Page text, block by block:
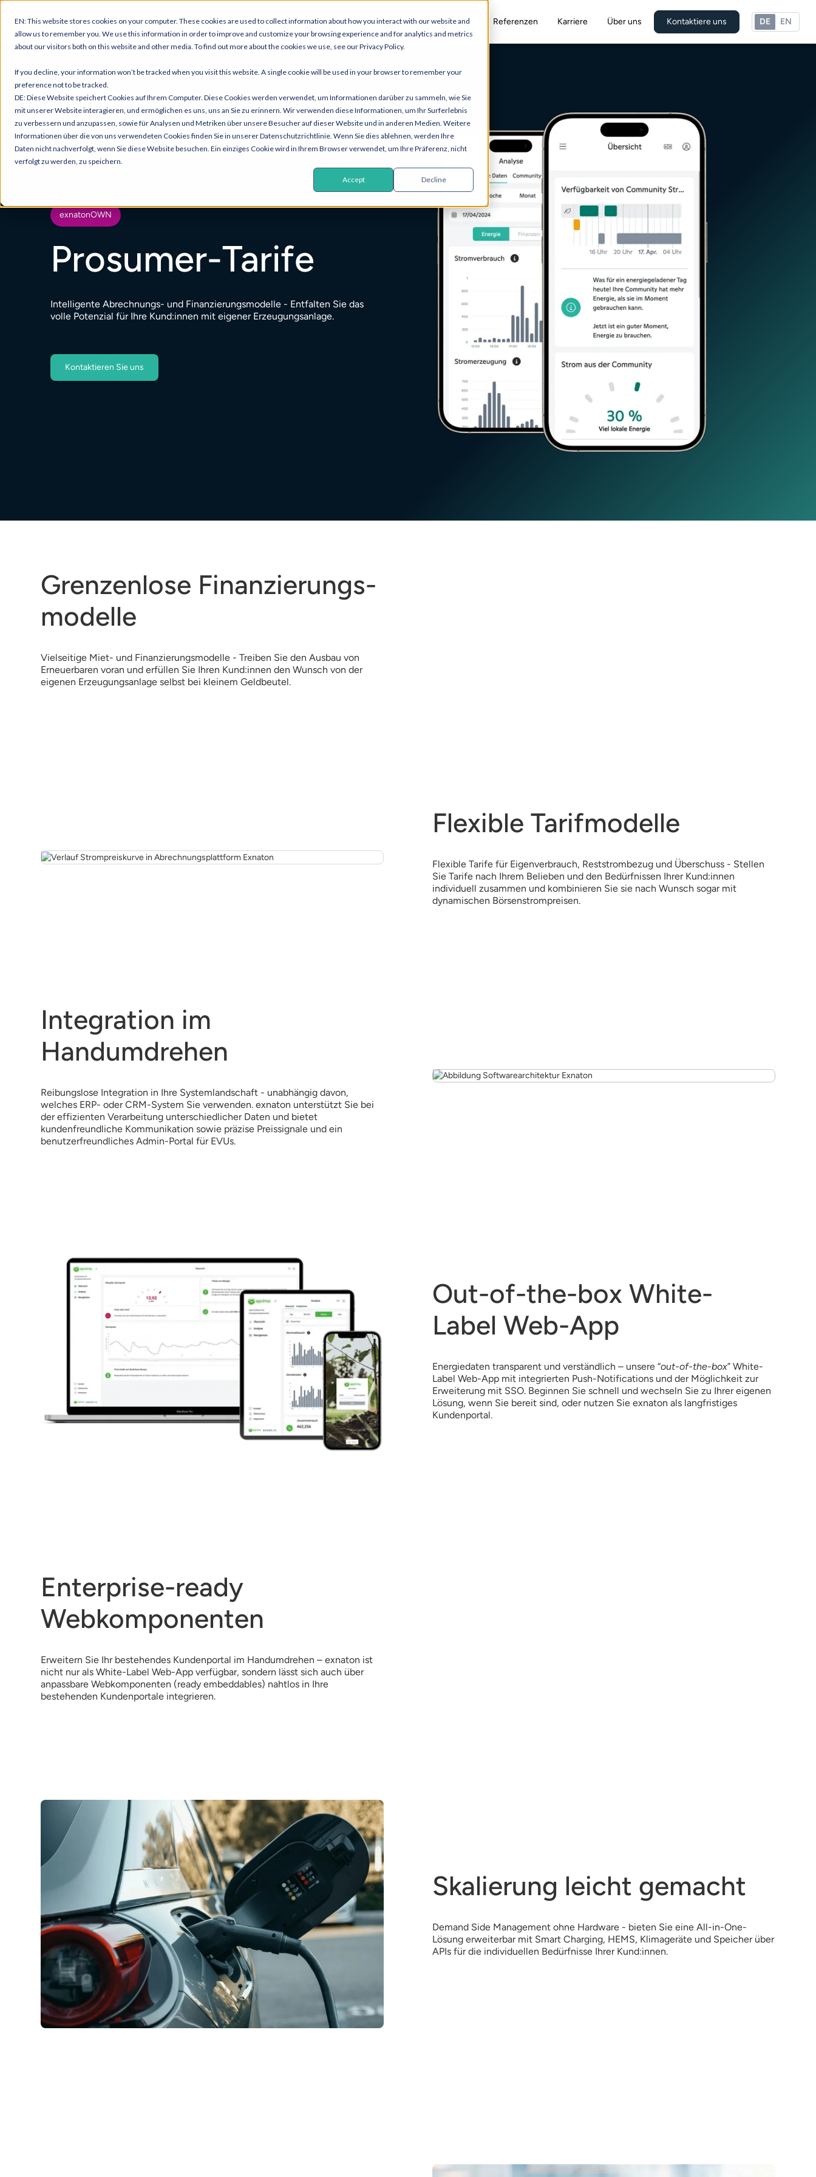
EN: This website stores cookies on your computer. These cookies are used to collect information about how you interact with our website and
allow us to remember you. We use this information in order to improve and customize your browsing experience and for analytics and metrics
about our visitors both on this website and other media. To find out more about the cookies we use, see our Privacy Policy.
If you decline, your information won’t be tracked when you visit this website. A single cookie will be used in your browser to remember your
preference not to be tracked.
DE: Diese Website speichert Cookies auf Ihrem Computer. Diese Cookies werden verwendet, um Informationen darüber zu sammeln, wie Sie
mit unserer Website interagieren, und ermöglichen es uns, uns an Sie zu erinnern. Wir verwenden diese Informationen, um Ihr Surferlebnis
zu verbessern und anzupassen, sowie für Analysen und Metriken über unsere Besucher auf dieser Website und in anderen Medien. Weitere
Informationen über die von uns verwendeten Cookies finden Sie in unserer Datenschutzrichtlinie. Wenn Sie dies ablehnen, werden Ihre
Daten nicht nachverfolgt, wenn Sie diese Website besuchen. Ein einziges Cookie wird in Ihrem Browser verwendet, um Ihre Präferenz, nicht
verfolgt zu werden, zu speichern.
Accept Decline
Lösungen Ressourcen Referenzen Karriere Über uns Kontaktiere uns DE EN
exnatonOWN
Prosumer-Tarife
Intelligente Abrechnungs- und Finanzierungsmodelle - Entfalten Sie das
volle Potenzial für Ihre Kund:innen mit eigener Erzeugungsanlage.
Kontaktieren Sie uns
Grenzenlose Finanzierungs-
modelle
Vielseitige Miet- und Finanzierungsmodelle - Treiben Sie den Ausbau von
Erneuerbaren voran und erfüllen Sie Ihren Kund:innen den Wunsch von der
eigenen Erzeugungsanlage selbst bei kleinem Geldbeutel.
Flexible Tarifmodelle
Flexible Tarife für Eigenverbrauch, Reststrombezug und Überschuss - Stellen
Sie Tarife nach Ihrem Belieben und den Bedürfnissen Ihrer Kund:innen
individuell zusammen und kombinieren Sie sie nach Wunsch sogar mit
dynamischen Börsenstrompreisen.
Integration im
Handumdrehen
Reibungslose Integration in Ihre Systemlandschaft - unabhängig davon,
welches ERP- oder CRM-System Sie verwenden. exnaton unterstützt Sie bei
der effizienten Verarbeitung unterschiedlicher Daten und bietet
kundenfreundliche Kommunikation sowie präzise Preissignale und ein
benutzerfreundliches Admin-Portal für EVUs.
Out-of-the-box White-
Label Web-App
Energiedaten transparent und verständlich – unsere “out-of-the-box” White-
Label Web-App mit integrierten Push-Notifications und der Möglichkeit zur
Erweiterung mit SSO. Beginnen Sie schnell und wechseln Sie zu Ihrer eigenen
Lösung, wenn Sie bereit sind, oder nutzen Sie exnaton als langfristiges
Kundenportal.
Enterprise-ready
Webkomponenten
Erweitern Sie Ihr bestehendes Kundenportal im Handumdrehen – exnaton ist
nicht nur als White-Label Web-App verfügbar, sondern lässt sich auch über
anpassbare Webkomponenten (ready embeddables) nahtlos in Ihre
bestehenden Kundenportale integrieren.
Skalierung leicht gemacht
Demand Side Management ohne Hardware - bieten Sie eine All-in-One-
Lösung erweiterbar mit Smart Charging, HEMS, Klimageräte und Speicher über
APIs für die individuellen Bedürfnisse Ihrer Kund:innen.